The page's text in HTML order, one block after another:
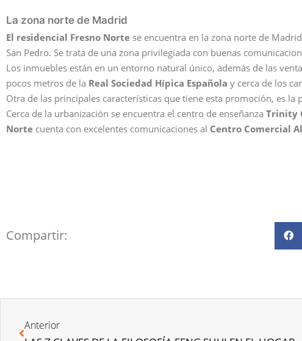
La zona norte de Madrid
El residencial Fresno Norte se encuentra en la zona norte de
San Pedro. Se trata de una zona privilegiada con buenas
Los inmuebles están en un entorno natural único, además de las
pocos metros de la Real Sociedad Hípica Española y cerca de los
Otra de las principales características que tiene esta promoción, es
Cerca de la urbanización se encuentra el centro de enseñanza Trinity
Norte cuenta con excelentes comunicaciones al Centro Comercial
Compartir:
Anterior